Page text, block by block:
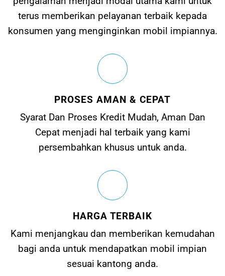
terus memberikan pelayanan terbaik kepada
konsumen yang menginginkan mobil impiannya.
PROSES AMAN & CEPAT
Syarat Dan Proses Kredit Mudah, Aman Dan
Cepat menjadi hal terbaik yang kami
persembahkan khusus untuk anda.
HARGA TERBAIK
Kami menjangkau dan memberikan kemudahan
bagi anda untuk mendapatkan mobil impian
sesuai kantong anda.